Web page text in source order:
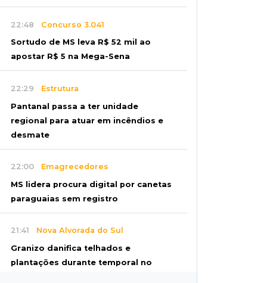
22:48 Concurso 3.041
Sortudo de MS leva R$ 52 mil ao
apostar R$ 5 na Mega-Sena
22:29 Estrutura
Pantanal passa a ter unidade
regional para atuar em incêndios e
desmate
22:00 Emagrecedores
MS lidera procura digital por canetas
paraguaias sem registro
21:41 Nova Alvorada do Sul
Granizo danifica telhados e
plantações durante temporal no